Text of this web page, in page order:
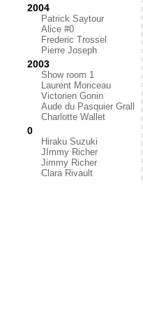
2004
Patrick Saytour
Alice #0
Frederic Trossel
Pierre Joseph
2003
Show room 1
Laurent Moriceau
Victorien Gonin
Aude du Pasquier Grall
Charlotte Wallet
0
Hiraku Suzuki
JImmy Richer
Jimmy Richer
Clara Rivault